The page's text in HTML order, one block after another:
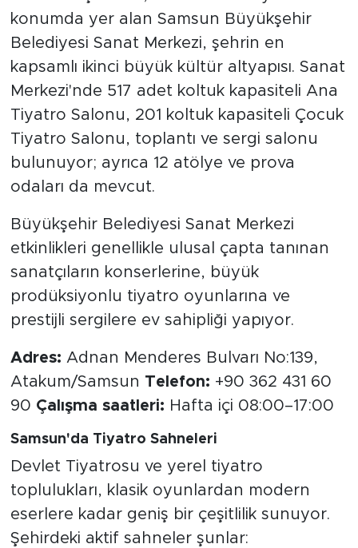
konumda yer alan Samsun Büyükşehir
Belediyesi Sanat Merkezi, şehrin en
kapsamlı ikinci büyük kültür altyapısı. Sanat
Merkezi'nde 517 adet koltuk kapasiteli Ana
Tiyatro Salonu, 201 koltuk kapasiteli Çocuk
Tiyatro Salonu, toplantı ve sergi salonu
bulunuyor; ayrıca 12 atölye ve prova
odaları da mevcut.
Büyükşehir Belediyesi Sanat Merkezi
etkinlikleri genellikle ulusal çapta tanınan
sanatçıların konserlerine, büyük
prodüksiyonlu tiyatro oyunlarına ve
prestijli sergilere ev sahipliği yapıyor.
Adres: Adnan Menderes Bulvarı No:139,
Atakum/Samsun Telefon: +90 362 431 60
90 Çalışma saatleri: Hafta içi 08:00–17:00
Samsun'da Tiyatro Sahneleri
Devlet Tiyatrosu ve yerel tiyatro
toplulukları, klasik oyunlardan modern
eserlere kadar geniş bir çeşitlilik sunuyor.
Şehirdeki aktif sahneler şunlar: